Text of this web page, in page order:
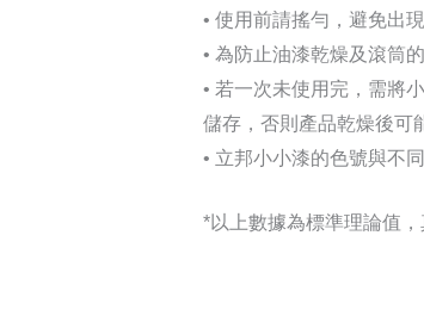
• 使用前請搖勻，避免出
• 為防止油漆乾燥及滾筒
• 若一次未使用完，需將
儲存，否則產品乾燥後可
• 立邦小小漆的色號與不
*以上數據為標準理論值